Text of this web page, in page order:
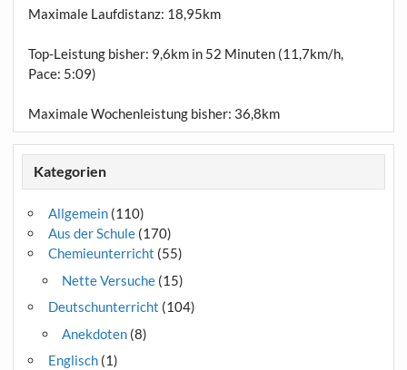
Maximale Laufdistanz: 18,95km
Top-Leistung bisher: 9,6km in 52 Minuten (11,7km/h,
Pace: 5:09)
Maximale Wochenleistung bisher: 36,8km
Kategorien
Allgemein(110)
Aus der Schule(170)
Chemieunterricht (55)
Nette Versuche(15)
Deutschunterricht (104)
Anekdoten(8)
Englisch(1)